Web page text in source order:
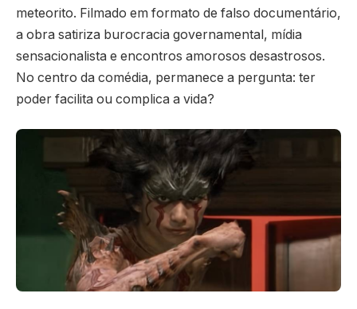
meteorito. Filmado em formato de falso documentário,
a obra satiriza burocracia governamental, mídia
sensacionalista e encontros amorosos desastrosos.
No centro da comédia, permanece a pergunta: ter
poder facilita ou complica a vida?